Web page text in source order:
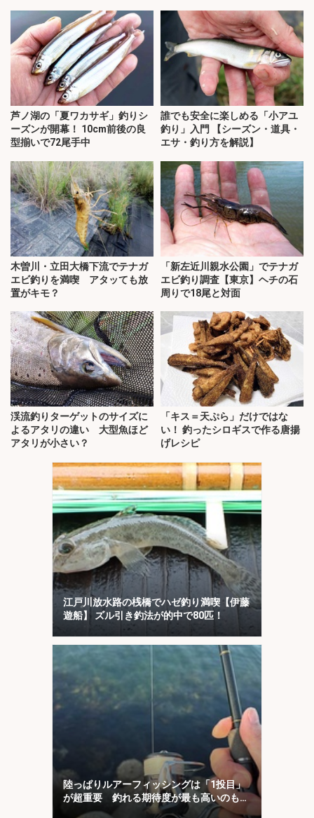
芦ノ湖の「夏ワカサギ」釣りシ
ーズンが開幕！ 10cm前後の良
型揃いで72尾手中
誰でも安全に楽しめる「小アユ
釣り」入門 【シーズン・道具・
エサ・釣り方を解説】
木曽川・立田大橋下流でテナガ
エビ釣りを満喫 アタッても放
置がキモ？
「新左近川親水公園」でテナガ
エビ釣り調査【東京】ヘチの石
周りで18尾と対面
渓流釣りターゲットのサイズに
よるアタリの違い 大型魚ほど
アタリが小さい？
「キス＝天ぷら」だけではな
い！ 釣ったシロギスで作る唐揚
げレシピ
江戸川放水路の桟橋でハゼ釣り満喫【伊藤
遊船】 ズル引き釣法が的中で80匹！
陸っぱりルアーフィッシングは「1投目」
が超重要 釣れる期待度が最も高いのも
「1投目」！